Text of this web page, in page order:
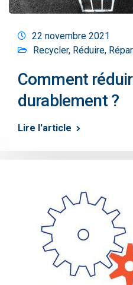
22 novembre 2021
Recycler, Réduire,
Comment
durablement ?
Lire l'article